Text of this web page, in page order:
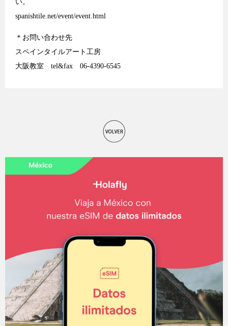
い。
spanishtile.net/event/event.html
＊お問い合わせ先
スペインタイルアート工房
大阪教室 tel&fax 06-4390-6545